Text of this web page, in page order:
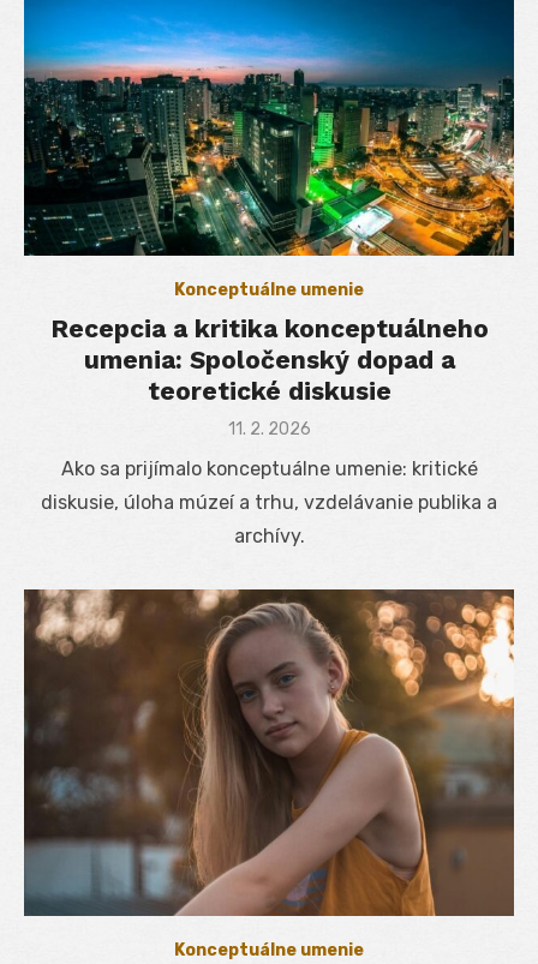
Konceptuálne umenie
Recepcia a kritika konceptuálneho
umenia: Spoločenský dopad a
teoretické diskusie
Posted
11. 2. 2026
Ako sa prijímalo konceptuálne umenie: kritické
diskusie, úloha múzeí a trhu, vzdelávanie publika a
archívy.
Konceptuálne umenie